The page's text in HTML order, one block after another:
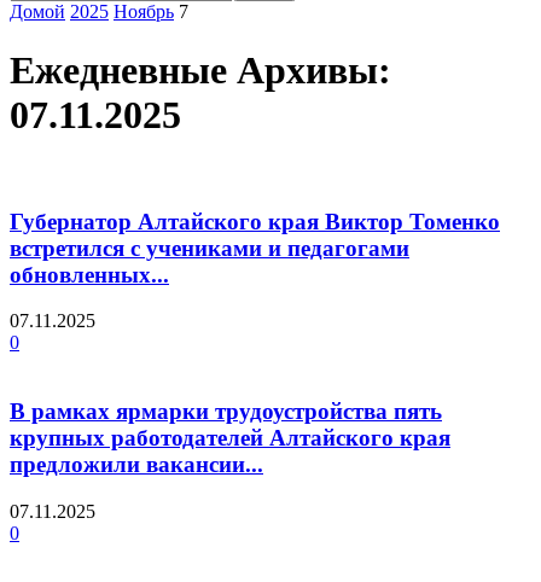
Домой 2025 Ноябрь 7
Ежедневные Архивы:
07.11.2025
Губернатор Алтайского края Виктор Томенко
встретился с учениками и педагогами
обновленных...
07.11.2025
0
В рамках ярмарки трудоустройства пять
крупных работодателей Алтайского края
предложили вакансии...
07.11.2025
0